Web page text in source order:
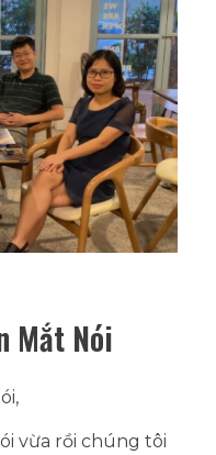
Mắt Nói
vừa rồi chúng tôi